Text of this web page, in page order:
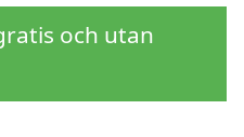
och utan